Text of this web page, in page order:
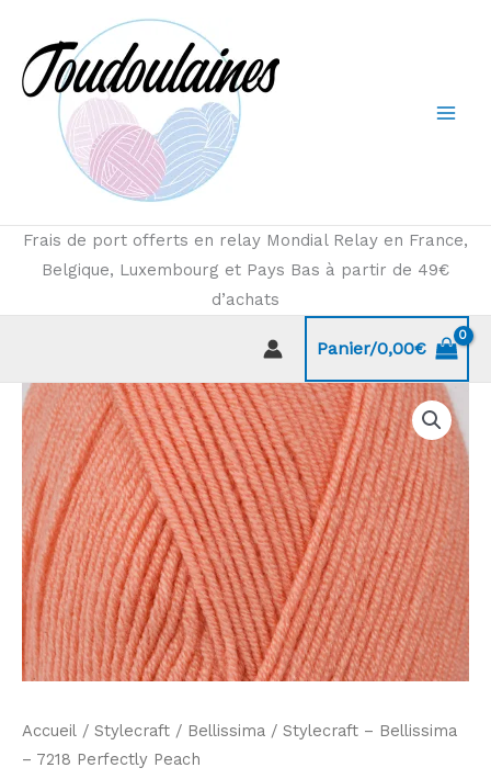
contenu
Frais de port offerts en relay Mondial Relay en France,
Belgique, Luxembourg et Pays Bas à partir de 49€
d’achats
Panier/0,00€
Accueil / Stylecraft / Bellissima / Stylecraft – Bellissima
– 7218 Perfectly Peach